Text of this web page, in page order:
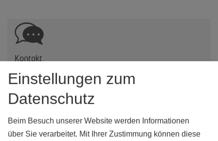
Kontakt
Landratsamt Weißenburg-Gunzenhausen
Bahnhofstraße 2
91781 Weißenburg i. Bay.
www.landkreis-wug.de
vCard GPS:
49°1'45.12''N 10°58'9.19''E
Einstellungen zum
Datenschutz
Beim Besuch unserer Website werden Informationen
über Sie verarbeitet. Mit Ihrer Zustimmung können diese